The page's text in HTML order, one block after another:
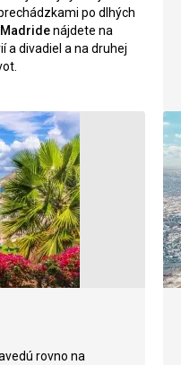
po dlhých
Madridenájdete na
a divadiel a na druhej
rovno na